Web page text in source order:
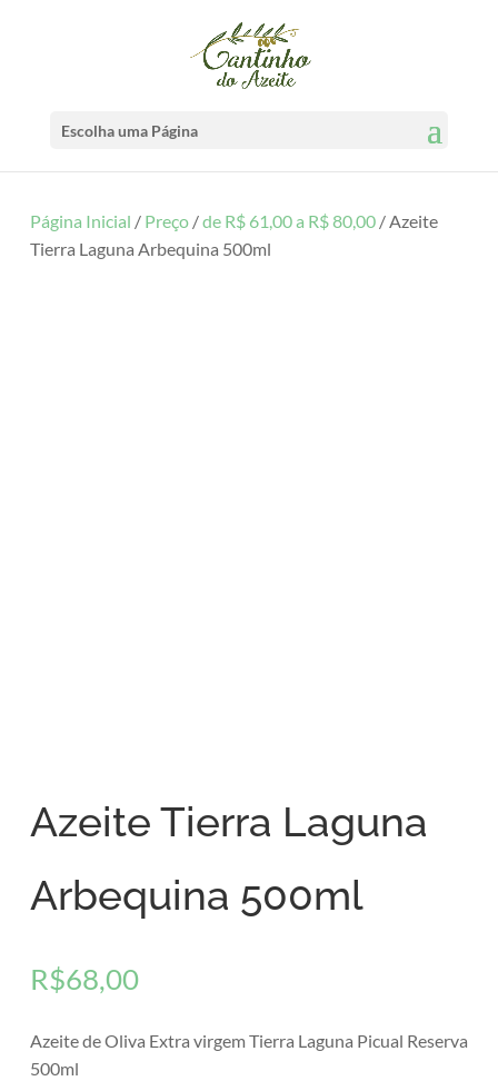
Escolha uma Página
Página Inicial / Preço/de R$ 61,00 a R$ 80,00/ Azeite
Tierra Laguna Arbequina 500ml
Azeite Tierra Laguna
Arbequina 500ml
R$68,00
Azeite de Oliva Extra virgem Tierra Laguna Picual Reserva
500ml